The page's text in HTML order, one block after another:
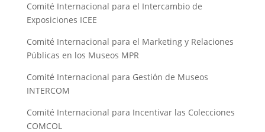
Comité Internacional para el Intercambio de
Exposiciones ICEE
Comité Internacional para el Marketing y Relaciones
Públicas en los Museos MPR
Comité Internacional para Gestión de Museos
INTERCOM
Comité Internacional para Incentivar las Colecciones
COMCOL